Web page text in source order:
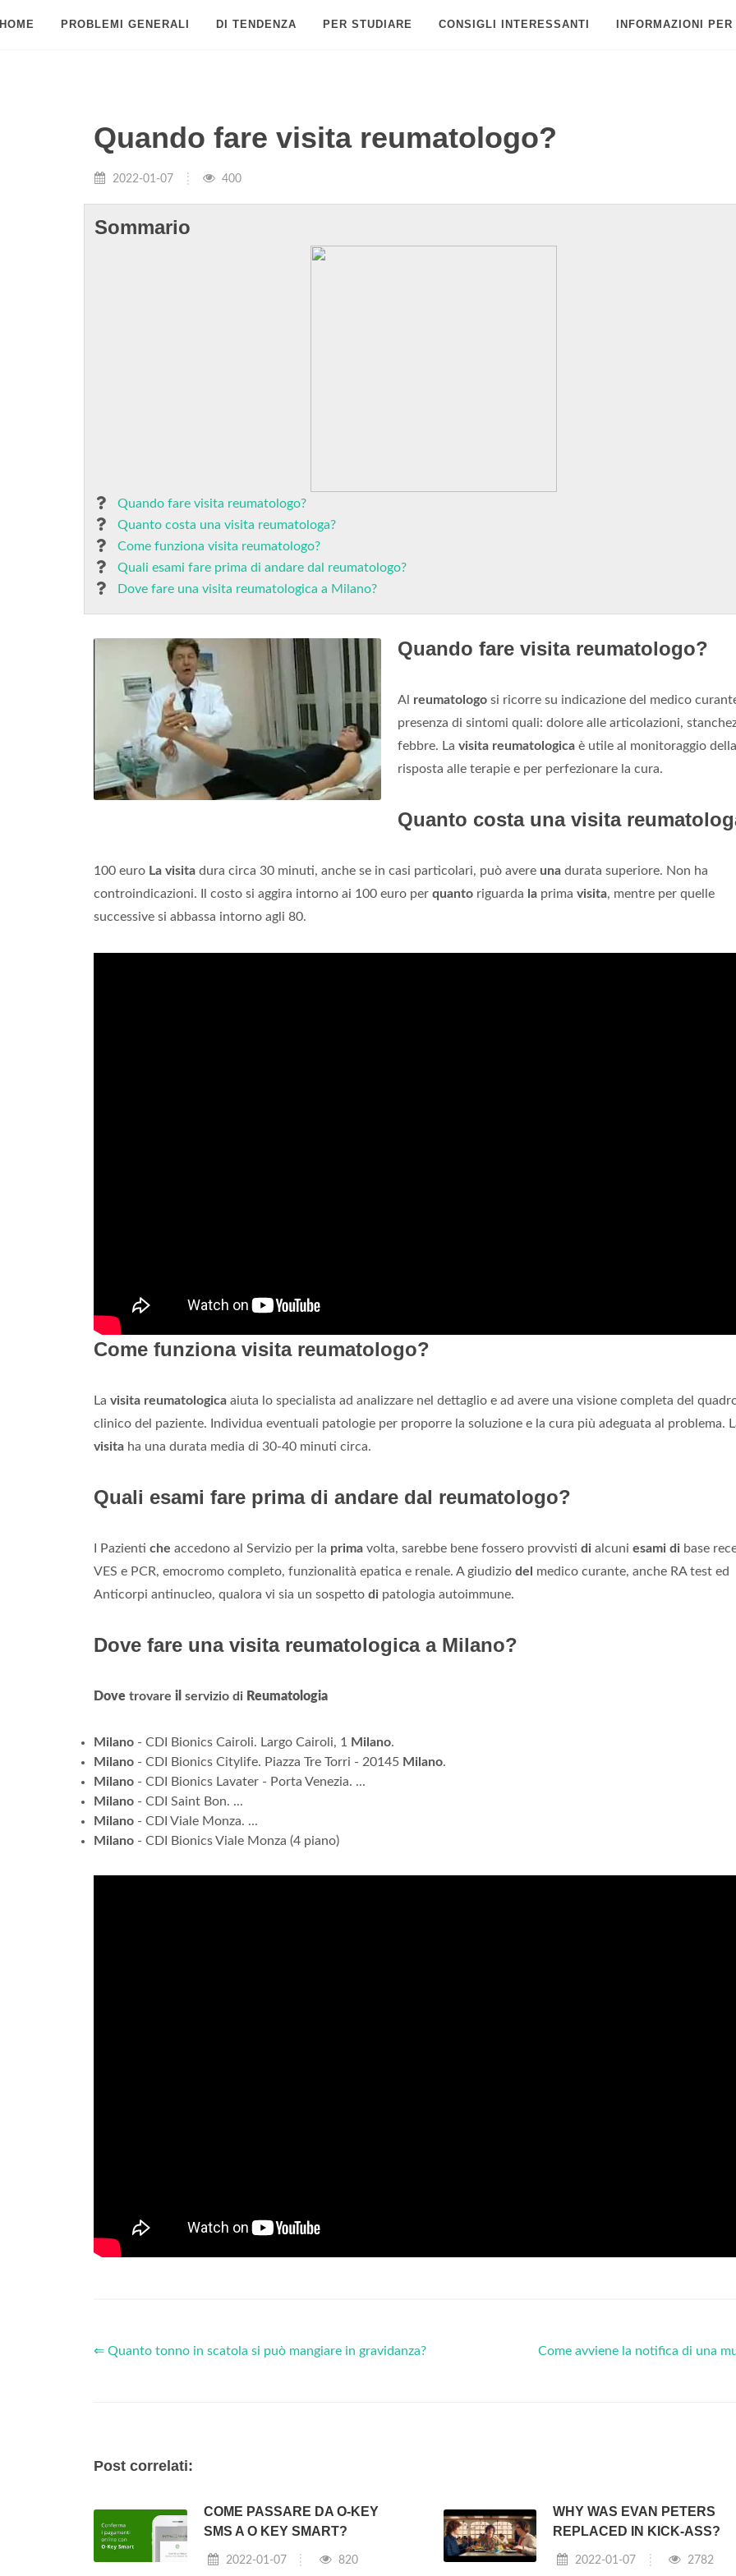
PROBLEMI GENERALI DI TENDENZA PER STUDIARE CONSIGLI INTERESSANTI INFORMAZIONI PER
Quando fare visita reumatologo?
2022-01-07 400
Sommario
Quando fare visita reumatologo?
Quanto costa una visita reumatologa?
Come funziona visita reumatologo?
Quali esami fare prima di andare dal reumatologo?
Dove fare una visita reumatologica a Milano?
Quando fare visita reumatologo?
Al reumatologo si ricorre su indicazione del medico
presenza di sintomi quali: dolore alle articolazioni,
febbre. La visita reumatologica è utile al monitoraggio della
risposta alle terapie e per perfezionare la cura.
Quanto costa una visita
100 euro La visita dura circa 30 minuti, anche se in casi particolari, può avere una durata superiore. Non ha
controindicazioni. Il costo si aggira intorno ai 100 euro per quanto riguarda la prima visita, mentre per quelle
successive si abbassa intorno agli 80.
Come funziona visita reumatologo?
La visita reumatologica aiuta lo specialista ad analizzare nel dettaglio e ad avere una visione completa del
clinico del paziente. Individua eventuali patologie per proporre la soluzione e la cura più adeguata al problema.
visita ha una durata media di 30-40 minuti circa.
Quali esami fare prima di andare dal reumatologo?
I Pazienti che accedono al Servizio per la prima volta, sarebbe bene fossero provvisti di alcuni esami di base
VES e PCR, emocromo completo, funzionalità epatica e renale. A giudizio del
medico curante, anche RA test ed
Anticorpi antinucleo, qualora vi sia un sospetto di patologia autoimmune.
Dove fare una visita reumatologica a Milano?
Dove trovare il servizio di Reumatologia
Milano - CDI Bionics Cairoli. Largo Cairoli, 1 Milano.
Milano - CDI Bionics Citylife. Piazza Tre Torri - 20145 Milano.
Milano - CDI Bionics Lavater - Porta Venezia. ...
Milano - CDI Saint Bon. ...
Milano - CDI Viale Monza. ...
Milano - CDI Bionics Viale Monza (4 piano)
⇐ Quanto tonno in scatola si può mangiare in gravidanza? Come avviene la notifica di una
Post correlati:
COME PASSARE DA O-KEY
SMS A O KEY SMART?
2022-01-07 820
WHY WAS EVAN PETERS
REPLACED IN KICK-ASS?
2022-01-07 2782